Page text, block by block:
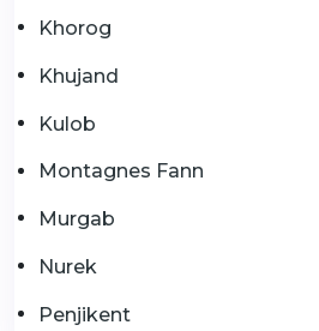
Khorog
Khujand
Kulob
Montagnes Fann
Murgab
Nurek
Penjikent